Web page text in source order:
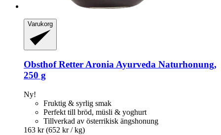
Varukorg
Obsthof RetterAronia Ayurveda Naturhonung,
250 g
Ny!
Fruktig & syrlig smak
Perfekt till bröd, müsli & yoghurt
Tillverkad av österrikisk ängshonung
163 kr (652 kr / kg)